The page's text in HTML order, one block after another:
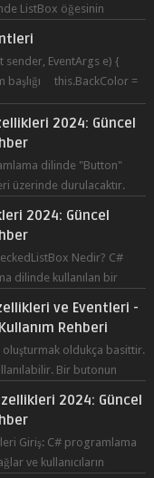
ListBox öğesinin
sender, EventArgs e) {
başlığı this.BackColor =
2024: Güncel
dilinde "Button"
üzerinde durulacaktır.
2024: Güncel
Nedir? C#
dilinde kullanılan bir
ve Eventleri -
Rehberi
oldukça basittir.
Bir butonun
2024: Güncel
Giriş: C# programlama
ve kullanıcıların